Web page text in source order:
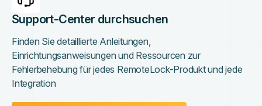
Support-Center durchsuchen
Finden Sie detaillierte Anleitungen,
Einrichtungsanweisungen und Ressourcen zur
Fehlerbehebung für jedes RemoteLock-Produkt und jede
Integration